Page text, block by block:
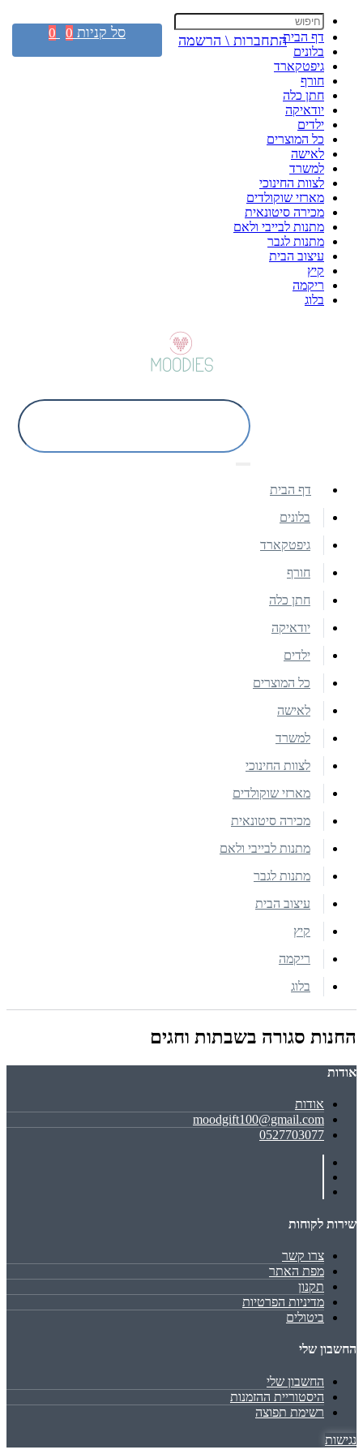
דף הבית
בלונים
גיפטקארד
חורף
חתן כלה
יודאיקה
ילדים
כל המוצרים
לאישה
למשרד
לצוות החינוכי
מארזי שוקולדים
מכירה סיטונאית
מתנות לבייבי ולאם
מתנות לגבר
עיצוב הבית
קיץ
ריקמה
בלוג
התחברות \ הרשמה סל קניות 0
0
דף הבית
בלונים
גיפטקארד
חורף
חתן כלה
יודאיקה
ילדים
כל המוצרים
לאישה
למשרד
לצוות החינוכי
מארזי שוקולדים
מכירה סיטונאית
מתנות לבייבי ולאם
מתנות לגבר
עיצוב הבית
קיץ
ריקמה
בלוג
החנות סגורה בשבתות וחגים
אודות
אודות
moodgift100@gmail.com
0527703077
שירות לקוחות
צרו קשר
מפת האתר
תקנון
מדיניות הפרטיות
ביטולים
החשבון שלי
החשבון שלי
היסטוריית ההזמנות
רשימת תפוצה
נגישות